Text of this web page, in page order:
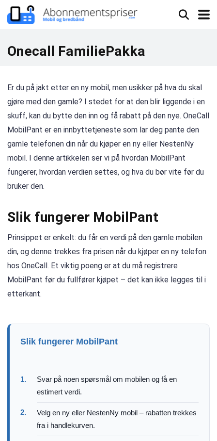
Onecall FamiliePakka
Er du på jakt etter en ny mobil, men usikker på hva du skal
gjøre med den gamle? I stedet for at den blir liggende i en
skuff, kan du bytte den inn og få rabatt på den nye. OneCall
MobilPant er en innbyttetjeneste som lar deg pante den
gamle telefonen din når du kjøper en ny eller NestenNy
mobil. I denne artikkelen ser vi på hvordan MobilPant
fungerer, hvordan verdien settes, og hva du bør vite før du
bruker den.
Slik fungerer MobilPant
Prinsippet er enkelt: du får en verdi på den gamle mobilen
din, og denne trekkes fra prisen når du kjøper en ny telefon
hos OneCall. Et viktig poeng er at du må registrere
MobilPant før du fullfører kjøpet – det kan ikke legges til i
etterkant.
Slik fungerer MobilPant
1.
Svar på noen spørsmål om mobilen og få en
estimert verdi.
2.
Velg en ny eller NestenNy mobil – rabatten trekkes
fra i handlekurven.